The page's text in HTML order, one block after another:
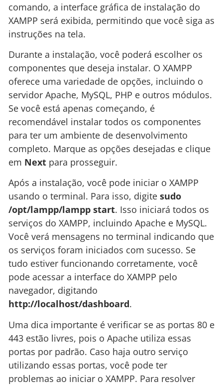
comando, a interface gráfica de instalação do
XAMPP será exibida, permitindo que você siga as
instruções na tela.
Durante a instalação, você poderá escolher os
componentes que deseja instalar. O XAMPP
oferece uma variedade de opções, incluindo o
servidor Apache, MySQL, PHP e outros módulos.
Se você está apenas começando, é
recomendável instalar todos os componentes
para ter um ambiente de desenvolvimento
completo. Marque as opções desejadas e clique
em Next para prosseguir.
Após a instalação, você pode iniciar o XAMPP
usando o terminal. Para isso, digite sudo
/opt/lampp/lampp start. Isso iniciará todos os
serviços do XAMPP, incluindo Apache e MySQL.
Você verá mensagens no terminal indicando que
os serviços foram iniciados com sucesso. Se
tudo estiver funcionando corretamente, você
pode acessar a interface do XAMPP pelo
navegador, digitando
http://localhost/dashboard.
Uma dica importante é verificar se as portas 80 e
443 estão livres, pois o Apache utiliza essas
portas por padrão. Caso haja outro serviço
utilizando essas portas, você pode ter
problemas ao iniciar o XAMPP. Para resolver